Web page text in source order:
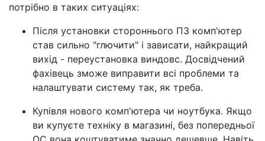
потрібно в таких ситуаціях:
Після установки стороннього ПЗ комп'ютер
став сильно "глючити" і зависати, найкращий
вихід - переустановка виндовс. Досвідчений
фахівець зможе виправити всі проблеми та
налаштувати систему так, як треба.
Купівля нового комп'ютера чи ноутбука. Якщо
ви купуєте техніку в магазині, без попередньої